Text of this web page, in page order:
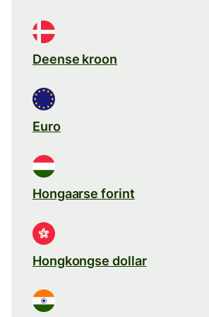
Deense kroon
Euro
Hongaarse forint
Hongkongse dollar